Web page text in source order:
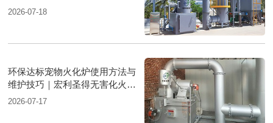
达标
2026-07-18
环保达标宠物火化炉使用方法与
维护技巧｜宏利圣得无害化火化
设备科普
2026-07-17